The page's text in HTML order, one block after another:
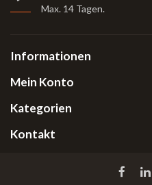
Max. 14 Tagen.
Informationen
Mein Konto
Kategorien
Kontakt